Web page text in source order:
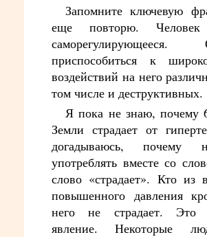
Запомните ключевую
еще повторю.
приспособиться к
воздействий на него
том числе и деструктивных.
Я пока не знаю, почему
Земли страдает от
догадываюсь, почему
употреблять вместе со
слово «страдает». Кто из
повышенного давления
него не страдает. Это
явление. Некоторые